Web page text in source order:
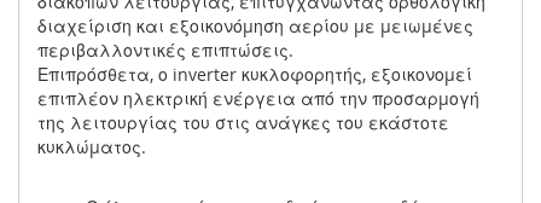
διαχείριση και εξοικονόµηση αερίου µε µειωµένες
περιβαλλοντικές επιπτώσεις.
Επιπρόσθετα, ο inverter κυκλοφορητής, εξοικονοµεί
επιπλέον ηλεκτρική ενέργεια από την προσαρµογή
της λειτουργίας του στις ανάγκες του εκάστοτε
κυκλώµατος.